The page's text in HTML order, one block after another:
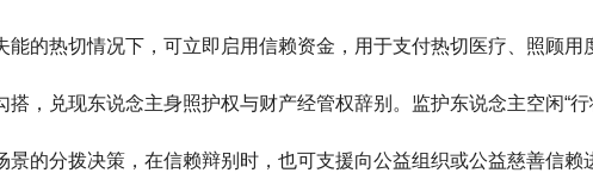
的热切情况下，可立即启用信赖资金，用于支付热切医疗、照顾用
，兑现东说念主身照护权与财产经管权辞别。监护东说念主空闲“行
的分拨决策，在信赖辩别时，也可支援向公益组织或公益慈善信赖